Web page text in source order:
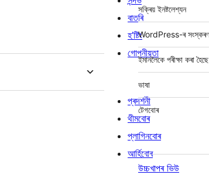
সক্ৰিয় ইনষ্টলেশ্যন
WordPress-ৰ সংস্কৰণ
ইমানলৈকে পৰীক্ষা কৰা হৈছে
ভাষা
টেগবোৰ
উচ্চখাপৰ ভিউ
বাতৰি
হ’ষ্টিং
গোপনীয়তা
প্ৰদৰ্শনী
থীমবোৰ
প্লাগিনবোৰ
আৰ্হিবোৰ